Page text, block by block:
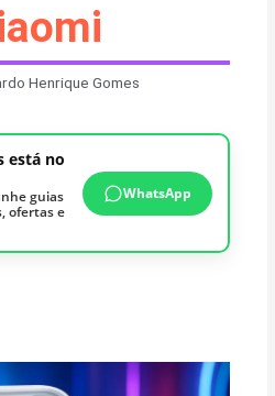
Henrique Gomes
está no
guias
ofertas e
WhatsApp